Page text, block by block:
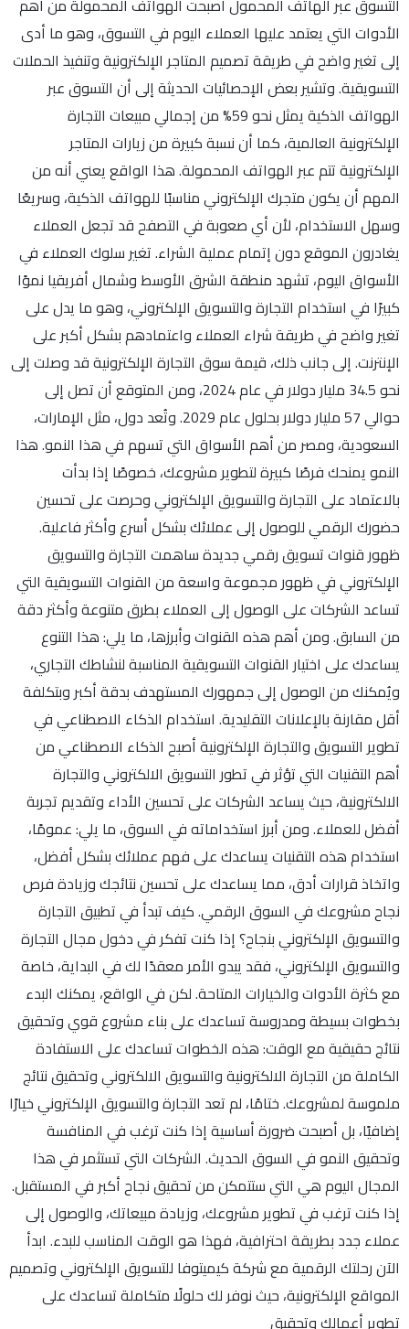
الأدوات التي يعتمد عليها العملاء اليوم في التسوق، وهو ما أدى
إلى تغير واضح في طريقة تصميم المتاجر الإلكترونية وتنفيذ الحملات
التسويقية. وتشير بعض الإحصائيات الحديثة إلى أن التسوق عبر
الهواتف الذكية يمثل نحو 59% من إجمالي مبيعات التجارة
الإلكترونية العالمية، كما أن نسبة كبيرة من زيارات المتاجر
الإلكترونية تتم عبر الهواتف المحمولة. هذا الواقع يعني أنه من
المهم أن يكون متجرك الإلكتروني مناسبًا للهواتف الذكية، وسريعًا
وسهل الاستخدام، لأن أي صعوبة في التصفح قد تجعل العملاء
يغادرون الموقع دون إتمام عملية الشراء. تغير سلوك العملاء في
الأسواق اليوم، تشهد منطقة الشرق الأوسط وشمال أفريقيا نموًا
كبيرًا في استخدام التجارة والتسويق الإلكتروني، وهو ما يدل على
تغير واضح في طريقة شراء العملاء واعتمادهم بشكل أكبر على
الإنترنت. إلى جانب ذلك، قيمة سوق التجارة الإلكترونية قد وصلت إلى
نحو 34.5 مليار دولار في عام 2024، ومن المتوقع أن تصل إلى
حوالي 57 مليار دولار بحلول عام 2029. وتُعد دول، مثل الإمارات،
السعودية، ومصر من أهم الأسواق التي تسهم في هذا النمو. هذا
النمو يمنحك فرصًا كبيرة لتطوير مشروعك، خصوصًا إذا بدأت
بالاعتماد على التجارة والتسويق الإلكتروني وحرصت على تحسين
حضورك الرقمي للوصول إلى عملائك بشكل أسرع وأكثر فاعلية.
ظهور قنوات تسويق رقمي جديدة ساهمت التجارة والتسويق
الإلكتروني في ظهور مجموعة واسعة من القنوات التسويقية التي
تساعد الشركات على الوصول إلى العملاء بطرق متنوعة وأكثر دقة
من السابق. ومن أهم هذه القنوات وأبرزها، ما يلي: هذا التنوع
يساعدك على اختيار القنوات التسويقية المناسبة لنشاطك التجاري،
ويُمكنك من الوصول إلى جمهورك المستهدف بدقة أكبر وبتكلفة
أقل مقارنة بالإعلانات التقليدية. استخدام الذكاء الاصطناعي في
تطوير التسويق والتجارة الإلكترونية أصبح الذكاء الاصطناعي من
أهم التقنيات التي تؤثر في تطور التسويق الالكتروني والتجارة
الالكترونية، حيث يساعد الشركات على تحسين الأداء وتقديم تجربة
أفضل للعملاء. ومن أبرز استخداماته في السوق، ما يلي: عمومًا،
استخدام هذه التقنيات يساعدك على فهم عملائك بشكل أفضل،
واتخاذ قرارات أدق، مما يساعدك على تحسين نتائجك وزيادة فرص
نجاح مشروعك في السوق الرقمي. كيف تبدأ في تطبيق التجارة
والتسويق الإلكتروني بنجاح؟ إذا كنت تفكر في دخول مجال التجارة
والتسويق الإلكتروني، فقد يبدو الأمر معقدًا لك في البداية، خاصة
مع كثرة الأدوات والخيارات المتاحة. لكن في الواقع، يمكنك البدء
بخطوات بسيطة ومدروسة تساعدك على بناء مشروع قوي وتحقيق
نتائج حقيقية مع الوقت: هذه الخطوات تساعدك على الاستفادة
الكاملة من التجارة الالكترونية والتسويق الالكتروني وتحقيق نتائج
ملموسة لمشروعك. ختامًا، لم تعد التجارة والتسويق الإلكتروني خيارًا
إضافيًا، بل أصبحت ضرورة أساسية إذا كنت ترغب في المنافسة
وتحقيق النمو في السوق الحديث. الشركات التي تستثمر في هذا
المجال اليوم هي التي ستتمكن من تحقيق نجاح أكبر في المستقبل.
إذا كنت ترغب في تطوير مشروعك، وزيادة مبيعاتك، والوصول إلى
عملاء جدد بطريقة احترافية، فهذا هو الوقت المناسب للبدء. ابدأ
الآن رحلتك الرقمية مع شركة كيميتوفا للتسويق الإلكتروني وتصميم
المواقع الإلكترونية، حيث نوفر لك حلولًا متكاملة تساعدك على
تطوير أعمالك وتحقيق